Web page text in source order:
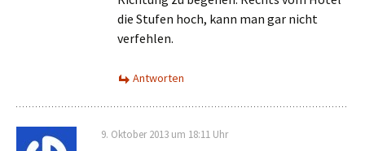
die Stufen hoch, kann man gar nicht
verfehlen.
Antworten
9. Oktober 2013 um 18:11 Uhr